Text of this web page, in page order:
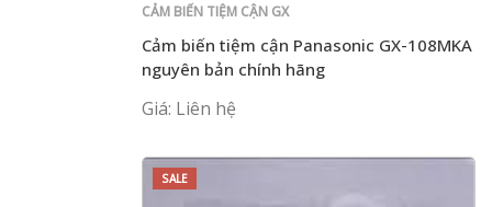
CẢM BIẾN TIỆM CẬN GX
Cảm biến tiệm cận Panasonic GX-108MKA
nguyên bản chính hãng
Giá: Liên hệ
SALE